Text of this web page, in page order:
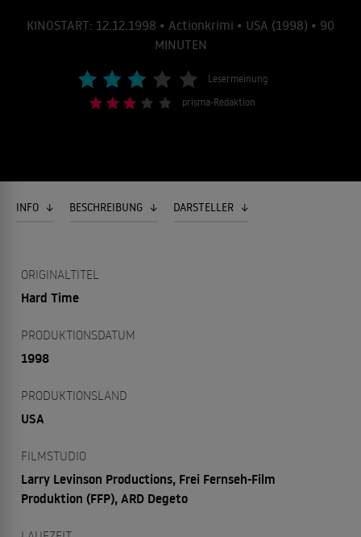
KINOSTART: 12.12.1998 • Actionkrimi • USA (1998) • 90
MINUTEN
Lesermeinung
prisma-Redaktion
INFO BESCHREIBUNG DARSTELLER
ORIGINALTITEL
Hard Time
PRODUKTIONSDATUM
1998
PRODUKTIONSLAND
USA
FILMSTUDIO
Larry Levinson Productions, Frei Fernseh-Film
Produktion (FFP), ARD Degeto